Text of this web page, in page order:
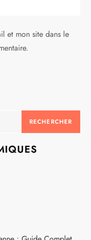
et mon site dans le